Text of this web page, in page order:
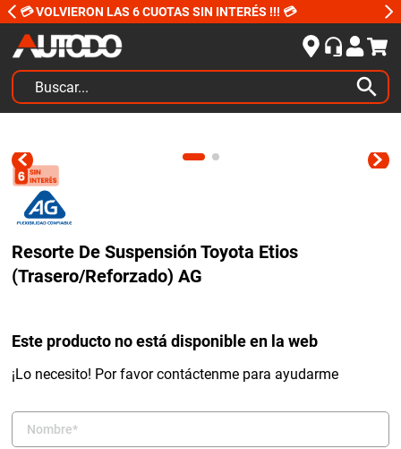
💳 VOLVIERON LAS 6 CUOTAS SIN INTERÉS !!! 💳
Buscar...
Resorte De Suspensión Toyota Etios
(Trasero/Reforzado) AG
Este producto no está disponible en la web
¡Lo necesito! Por favor contáctenme para ayudarme
1.
2.
amortiguadores
3.
bujias ngk
4.
honda civic
5.
bora
7.
renault
8.
amortiguador
9.
bmw